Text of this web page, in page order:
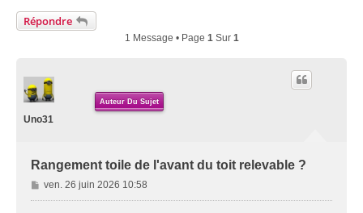
Répondre
1 Message • Page 1Sur 1
Auteur Du Sujet
Uno31
Rangement toile de l'avant du toit relevable ?
M
e
ven. 26 juin 2026 10:58